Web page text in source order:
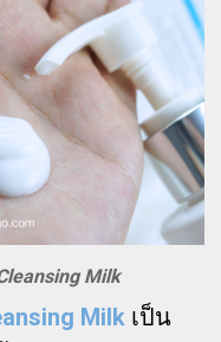
Milk
Milk เป็น